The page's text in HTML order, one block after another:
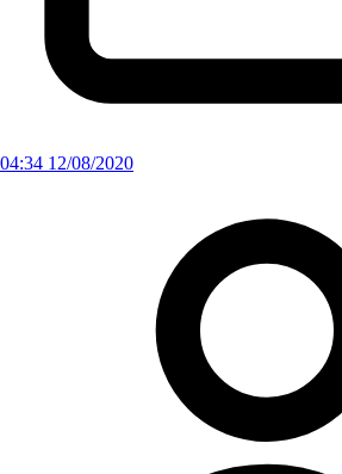
04:34 12/08/2020